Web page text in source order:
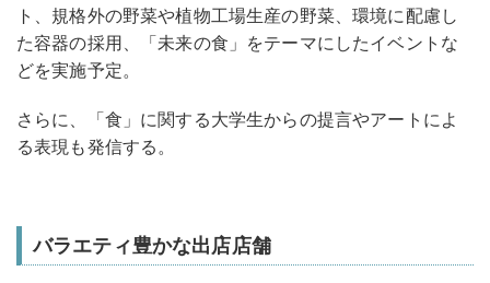
ト、規格外の野菜や植物工場生産の野菜、環境に配慮し
た容器の採用、「未来の食」をテーマにしたイベントな
どを実施予定。
さらに、「食」に関する大学生からの提言やアートによ
る表現も発信する。
バラエティ豊かな出店店舗